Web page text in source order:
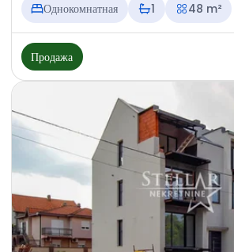
Однокомнатная
1 48 m²
Продажа